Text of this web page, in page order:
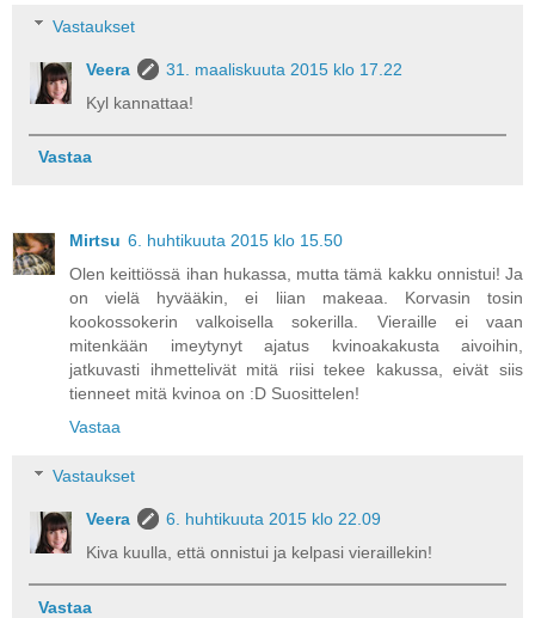
Vastaukset
Veera
31. maaliskuuta 2015 klo 17.22
Kyl kannattaa!
Vastaa
Mirtsu 6. huhtikuuta 2015 klo 15.50
Olen keittiössä ihan hukassa, mutta tämä kakku onnistui! Ja
on vielä hyvääkin, ei liian makeaa. Korvasin tosin
kookossokerin valkoisella sokerilla. Vieraille ei vaan
mitenkään imeytynyt ajatus kvinoakakusta aivoihin,
jatkuvasti ihmettelivät mitä riisi tekee kakussa, eivät siis
tienneet mitä kvinoa on :D Suosittelen!
Vastaa
Vastaukset
Veera
6. huhtikuuta 2015 klo 22.09
Kiva kuulla, että onnistui ja kelpasi vieraillekin!
Vastaa